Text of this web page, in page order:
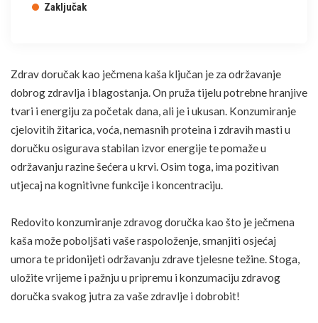
Zaključak
Zdrav doručak kao ječmena kaša ključan je za održavanje
dobrog zdravlja i blagostanja. On pruža tijelu potrebne hranjive
tvari i energiju za početak dana, ali je i ukusan. Konzumiranje
cjelovitih žitarica, voća, nemasnih proteina i zdravih masti u
doručku osigurava stabilan izvor energije te pomaže u
održavanju razine šećera u krvi. Osim toga, ima pozitivan
utjecaj na kognitivne funkcije i koncentraciju.
Redovito konzumiranje zdravog doručka kao što je ječmena
kaša može poboljšati vaše raspoloženje, smanjiti osjećaj
umora te pridonijeti održavanju zdrave tjelesnetežine . Stoga,
uložite vrijeme i pažnju u pripremu i konzumaciju zdravog
doručka svakog jutra za vaše zdravlje i dobrobit!